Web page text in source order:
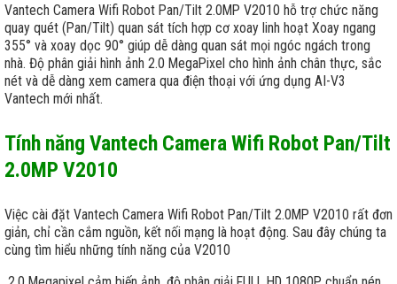
Vantech Camera Wifi Robot Pan/Tilt 2.0MP V2010 hỗ trợ chức năng
quay quét (Pan/Tilt) quan sát tích hợp cơ xoay linh hoạt Xoay ngang
355° và xoay dọc 90° giúp dễ dàng quan sát mọi ngóc ngách trong
nhà. Độ phân giải hình ảnh 2.0 MegaPixel cho hình ảnh chân thực, sắc
nét và dễ dàng xem camera qua điện thoại với ứng dụng AI-V3
Vantech mới nhất.
Tính năng Vantech Camera Wifi Robot Pan/Tilt
2.0MP V2010
Việc cài đặt Vantech Camera Wifi Robot Pan/Tilt 2.0MP V2010 rất đơn
giản, chỉ cần cắm nguồn, kết nối mạng là hoạt động. Sau đây chúng ta
cùng tìm hiểu những tính năng của V2010